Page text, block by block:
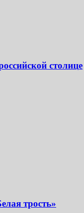
столице
трость»